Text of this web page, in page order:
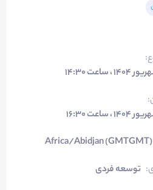
:
:
Africa/Abidjan (GMTGMT)
: توسعه فردی